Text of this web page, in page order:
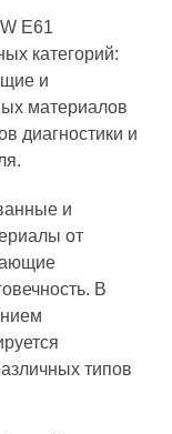
E61
категорий:
и
материалов
диагностики и
и
от
В
типов